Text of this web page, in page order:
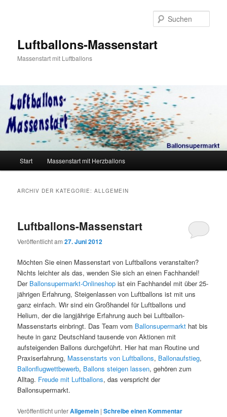
Luftballons-Massenstart
Massenstart mit Luftballons
Start Massenstart mit Herzballons
ARCHIV DER KATEGORIE:ALLGEMEIN
Luftballons-Massenstart
Veröffentlicht am27. Juni 2012
Möchten Sie einen Massenstart von Luftballons veranstalten?
Nichts leichter als das, wenden Sie sich an einen Fachhandel!
Der Ballonsupermarkt-Onlineshop ist ein Fachhandel mit über 25-
jährigen Erfahrung, Steigenlassen von Luftballons ist mit uns
ganz einfach. Wir sind ein Großhandel für Luftballons und
Helium, der die langjährige Erfahrung auch bei Luftballon-
Massenstarts einbringt. Das Team vom Ballonsupermarkt hat bis
heute in ganz Deutschland tausende von Aktionen mit
aufsteigenden Ballons durchgeführt. Hier hat man Routine und
Praxiserfahrung, Massenstarts von Luftballons, Ballonaufstieg,
Ballonflugwettbewerb, Ballons steigen lassen, gehören zum
Alltag. Freude mit Luftballons, das verspricht der
Ballonsupermarkt.
Veröffentlicht unterAllgemein |Schreibe einen Kommentar